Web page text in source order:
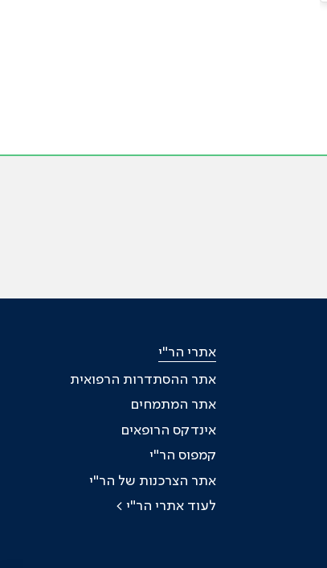
אתרי הר"י
אתר ההסתדרות הרפואית
אתר המתמחים
אינדקס הרופאים
קמפוס הר"י
אתר הצרכנות של הר"י
לעוד אתרי הר"י >